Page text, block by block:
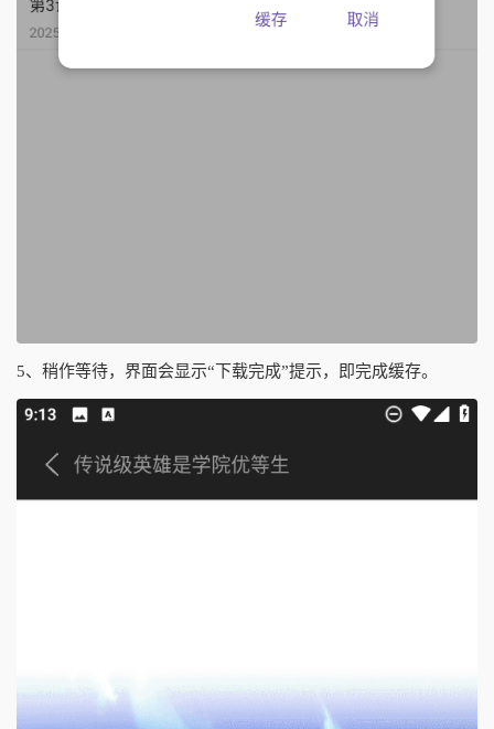
5、稍作等待，界面会显示“下载完成”提示，即完成缓存。